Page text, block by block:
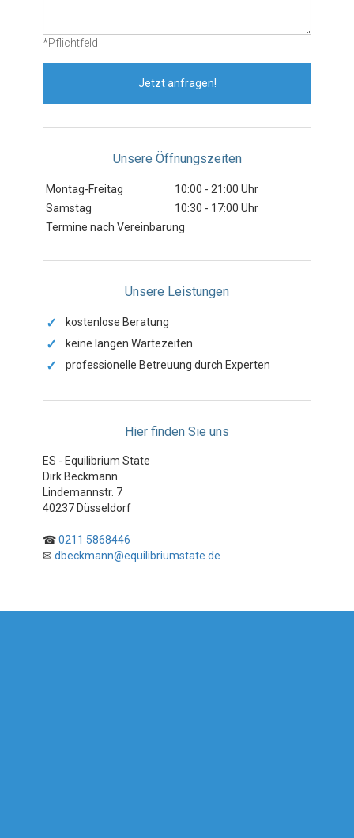
*Pflichtfeld
Jetzt anfragen!
Unsere Öffnungszeiten
Montag-Freitag
10:00 - 21:00 Uhr
Samstag
10:30 - 17:00 Uhr
Termine nach Vereinbarung
Unsere Leistungen
✓ kostenlose Beratung
✓ keine langen Wartezeiten
✓ professionelle Betreuung durch Experten
Hier finden Sie uns
ES - Equilibrium State
Dirk Beckmann
Lindemannstr. 7
40237 Düsseldorf
☎0211 5868446
✉ dbeckmann@equilibriumstate.de